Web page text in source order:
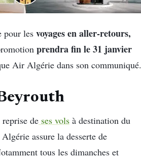
pour les voyages en aller-retours,
prendra fin le 31 janvier
Air Algérie dans son communiqué.
de ses vols à destination du
assure la desserte de
tous les dimanches et